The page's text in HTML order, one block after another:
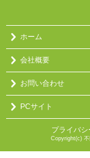
ホーム
会社概要
お問い合わせ
PCサイト
プライバ
Copyright(c) 不